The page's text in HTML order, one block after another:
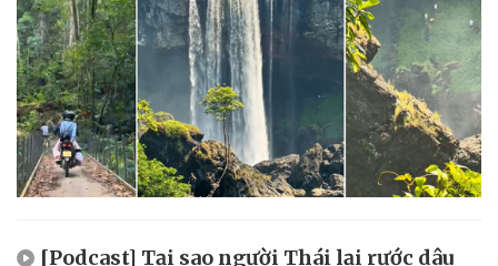
[Podcast] Tại sao người Thái lại rước dâu